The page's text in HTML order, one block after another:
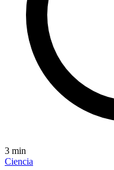
3 min
Ciencia